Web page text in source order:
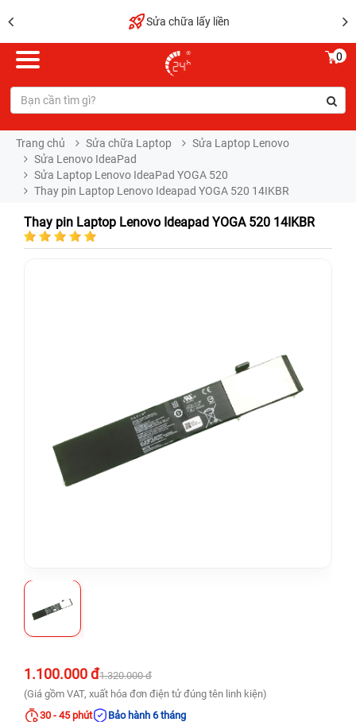
Sửa chữa lấy liền
0
Trang chủ Sửa chữa Laptop
Sửa Laptop Lenovo
Sửa Lenovo IdeaPad
Sửa Laptop Lenovo IdeaPad YOGA 520
Thay pin Laptop Lenovo Ideapad YOGA 520 14IKBR
Thay pin Laptop Lenovo Ideapad YOGA 520 14IKBR
1.100.000 đ1.320.000 đ
(Giá gồm VAT, xuất hóa đơn điện tử đúng tên linh kiện)
30 - 45 phút
Bảo hành 6 tháng